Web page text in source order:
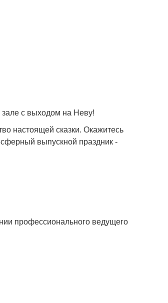
с выходом на Неву!
настоящей сказки. Окажитесь
выпускной праздник -
профессионального ведущего